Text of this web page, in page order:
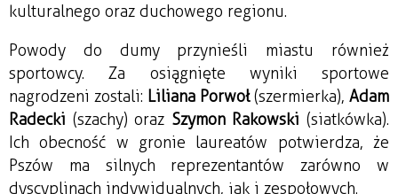
kulturalnego oraz duchowego regionu.
Powody do dumy przynieśli miastu również
sportowcy. Za osiągnięte wyniki sportowe
nagrodzeni zostali: Liliana Porwoł(szermierka), Adam
Radecki (szachy) oraz Szymon Rakowski (siatkówka).
Ich obecność w gronie laureatów potwierdza, że
Pszów ma silnych reprezentantów zarówno w
dyscyplinach indywidualnych, jak i zespołowych.